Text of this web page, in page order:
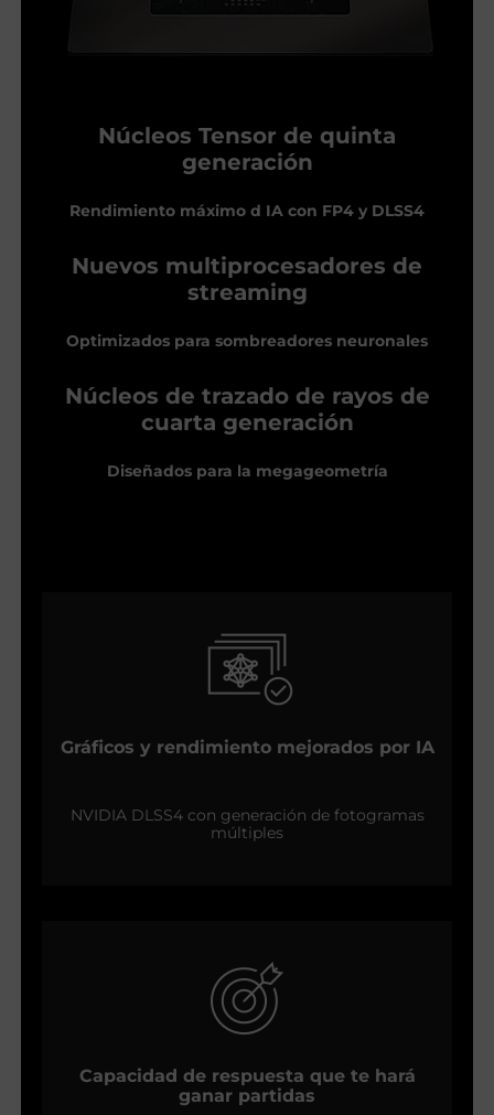
Núcleos Tensor de quinta
generación
Rendimiento máximo d IA con FP4 y DLSS4
Nuevos multiprocesadores de
streaming
Optimizados para sombreadores neuronales
Núcleos de trazado de rayos de
cuarta generación
Diseñados para la megageometría
Gráficos y rendimiento mejorados por IA
NVIDIA DLSS4 con generación de fotogramas
múltiples
Capacidad de respuesta que te hará
ganar partidas